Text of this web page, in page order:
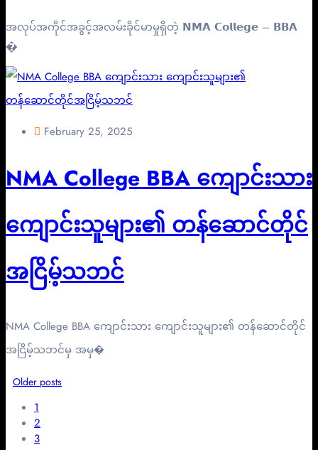
အလုပ်အကိုင်အခွင့်အလမ်းခိုင်မာမှုရှိတဲ့ 𝗡𝗠𝗔 𝗖𝗼𝗹𝗹𝗲𝗴𝗲 – 𝗕𝗕𝗔
�
February 25, 2025
NMA College BBA ကျောင်းသား
ကျောင်းသူများ၏ တန်ဆောင်တိုင်
အငြိမ့်သဘင်
NMA College BBA ကျောင်းသား ကျောင်းသူများ၏ တန်ဆောင်တိုင်
အငြိမ့်သဘင်မှ အမှ�
Older posts
1
2
3